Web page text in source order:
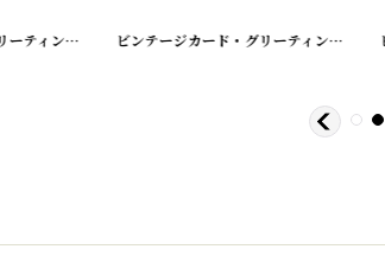
[ 210719-19]
ビンテージカード・グリーティング・バレンタイン・バースデー etc... [ 210719-17
ビンテージカード・グリーティング・バレンタイン・バースデー etc...